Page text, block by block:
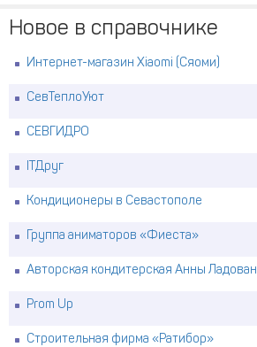
Новое в справочнике
Интернет-магазин Xiaomi (Сяоми)
СевТеплоУют
СЕВГИДРО
ITДруг
Кондиционеры в Севастополе
Группа аниматоров «Фиеста»
Авторская кондитерская Анны Ладован
Prom Up
Строительная фирма «Ратибор»